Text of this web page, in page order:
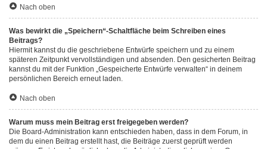
Nach oben
Was bewirkt die „Speichern“-Schaltfläche beim Schreiben eines
Beitrags?
Hiermit kannst du die geschriebene Entwürfe speichern und zu einem
späteren Zeitpunkt vervollständigen und absenden. Den gesicherten Beitrag
kannst du mit der Funktion „Gespeicherte Entwürfe verwalten“ in deinem
persönlichen Bereich erneut laden.
Nach oben
Warum muss mein Beitrag erst freigegeben werden?
Die Board-Administration kann entschieden haben, dass in dem Forum, in
dem du einen Beitrag erstellt hast, die Beiträge zuerst geprüft werden